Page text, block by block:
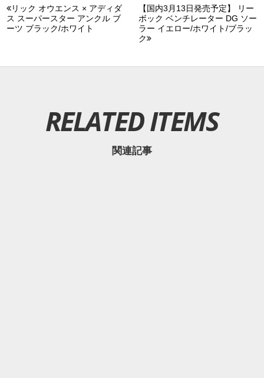
リック オウエンス × アディダ
ス スーパースター アンクル ブ
ーツ ブラック/ホワイト
【国内3月13日発売予定】 リー
ボック ベンチレーター DG ソー
ラー イエロー/ホワイト/ブラッ
ク
RELATED ITEMS
関連記事